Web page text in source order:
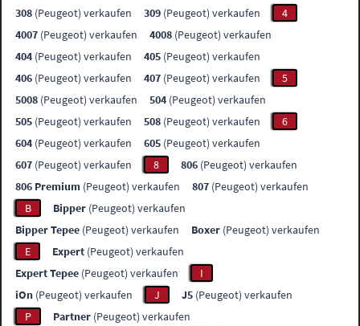
308 (Peugeot) verkaufen 309 (Peugeot) verkaufen
4
4007 (Peugeot) verkaufen 4008 (Peugeot) verkaufen
404 (Peugeot) verkaufen 405 (Peugeot) verkaufen
406 (Peugeot) verkaufen 407 (Peugeot) verkaufen
5
5008 (Peugeot) verkaufen 504 (Peugeot) verkaufen
505 (Peugeot) verkaufen 508 (Peugeot) verkaufen
6
604 (Peugeot) verkaufen 605 (Peugeot) verkaufen
607 (Peugeot) verkaufen 8 806 (Peugeot) verkaufen
806 Premium (Peugeot) verkaufen 807 (Peugeot) verkaufen
B
Bipper (Peugeot) verkaufen
Bipper Tepee (Peugeot) verkaufen Boxer (Peugeot) verkaufen
E
Expert (Peugeot) verkaufen
Expert Tepee (Peugeot) verkaufen
I
iOn (Peugeot) verkaufen J J5 (Peugeot) verkaufen
P
Partner (Peugeot) verkaufen